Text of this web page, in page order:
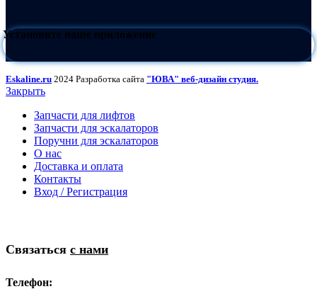
Установите наше приложение
Eskaline.ru 2024 Разработка сайта "ЮВА" веб-дизайн студия.
Закрыть
Запчасти для лифтов
Запчасти для эскалаторов
Поручни для эскалаторов
О нас
Доставка и оплата
Контакты
Вход / Регистрация
Связаться с нами
Телефон: